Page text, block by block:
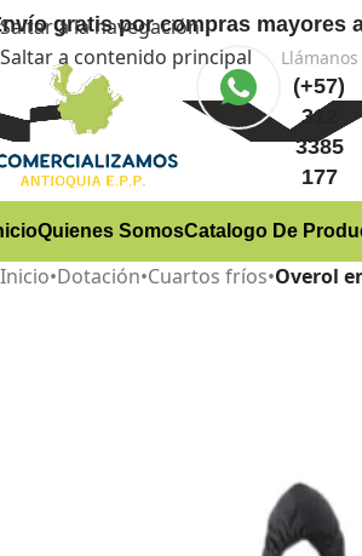
Saltar a la navegación
Saltar a contenido principal
gratispor compras mayores a
Llámanos
(+57)
312
3385
177
Quienes SomosCatalogo De
Inicio•Dotación•Cuartos fríos•Overol